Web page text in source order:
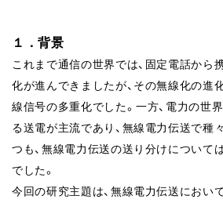
１．背景
これまで通信の世界では、固定電話から
化が進んできましたが、その無線化の進
線信号の多重化でした。⼀⽅、電⼒の世界
る送電が主流であり、無線電⼒伝送で種
つも、無線電⼒伝送の送り分けについて
でした。
今回の研究主題は、無線電⼒伝送におい